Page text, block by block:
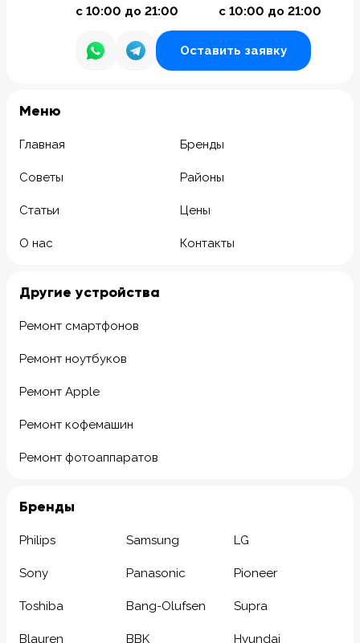
с 10:00 до 21:00
с 10:00 до 21:00
Оставить заявку
Meню
Главная Бренды
Советы Районы
Статьи Цены
О нас Контакты
Другие устройства
Ремонт смартфонов
Ремонт ноутбуков
Ремонт Apple
Ремонт кофемашин
Ремонт фотоаппаратов
Бренды
Philips Samsung LG
Sony Panasonic Pioneer
Toshiba Bang-Olufsen Supra
Blauren BBK Hyundai